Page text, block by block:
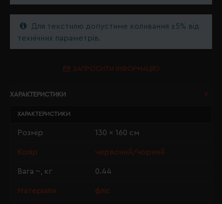
Для текстилю допустиме коливання ±5% від
технічних параметрів.
ЗАПРОСИТИ ІНФОРМАЦІЮ
ХАРАКТЕРИСТИКИ
ХАРАКТЕРИСТИКИ
Розмір 130 x 160 см
Колір червоний/чорний
Вага ~, кг 0.44
Матеріали фліс